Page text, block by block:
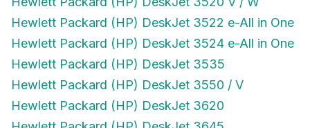
Hewlett Packard (HP) DeskJet 3522 e-All in One
Hewlett Packard (HP) DeskJet 3524 e-All in One
Hewlett Packard (HP) DeskJet 3535
Hewlett Packard (HP) DeskJet 3550 / V
Hewlett Packard (HP) DeskJet 3620
Hewlett Packard (HP) DeskJet 3645